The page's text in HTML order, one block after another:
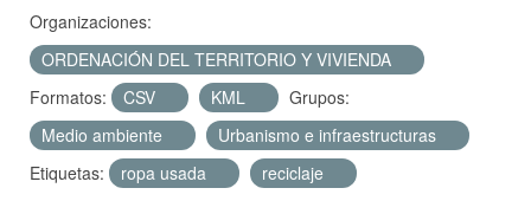
Organizaciones:
ORDENACIÓN DEL TERRITORIO Y VIVIENDA
Formatos:
CSV KML
Grupos:
Medio ambiente
Urbanismo e infraestructuras
Etiquetas:
ropa usada reciclaje